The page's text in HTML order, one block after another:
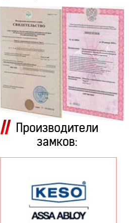
Производители
замков: